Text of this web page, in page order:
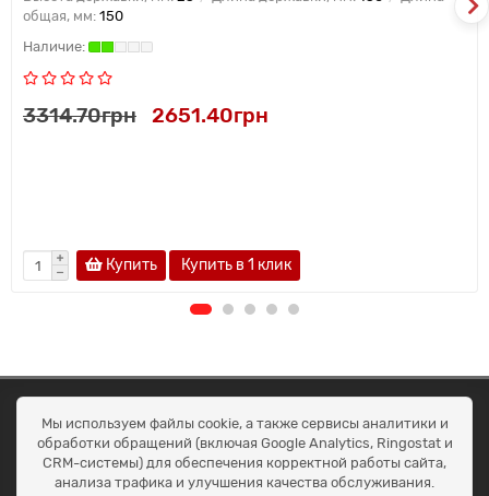
общая, мм: 150
3314.70грн 2651.40грн
Купить Купить в 1 клик
ОКЕАН ТРЕЙД
Договір публичної оферти
Доставка та оплата
Наші контакти
Умови повернення
Мы используем файлы cookie, а также сервисы аналитики и
обработки обращений (включая Google Analytics, Ringostat и
CRM-системы) для обеспечения корректной работы сайта,
анализа трафика и улучшения качества обслуживания.